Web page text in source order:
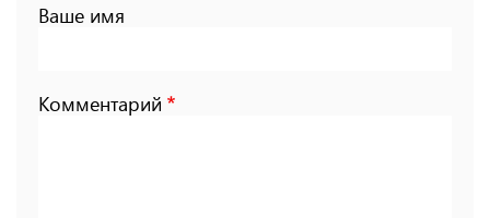
Ваше имя
Комментарий